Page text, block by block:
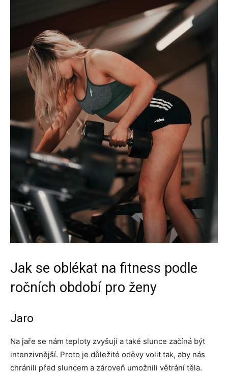
Jak se oblékat na fitness podle
ročních období pro ženy
Jaro
Na jaře se nám teploty zvyšují a také slunce začíná být
intenzivnější. Proto je důležité oděvy volit tak, aby nás
chránili před sluncem a zároveň umožnili větrání těla.